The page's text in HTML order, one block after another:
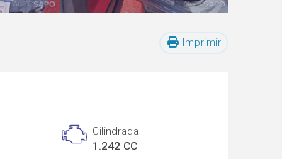
Imprimir
Cilindrada
1.242 CC